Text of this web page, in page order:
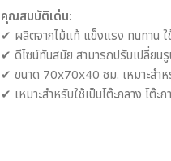
คุณสมบัติเด่น:
✔ ผลิตจากไม้แท้ แข็งแรง ทนทาน ใ
✔ ดีไซน์ทันสมัย สามารถปรับเปลี่ยนรู
✔ ขนาด 70x70x40 ซม. เหมาะสำห
✔ เหมาะสำหรับใช้เป็นโต๊ะกลาง โต๊